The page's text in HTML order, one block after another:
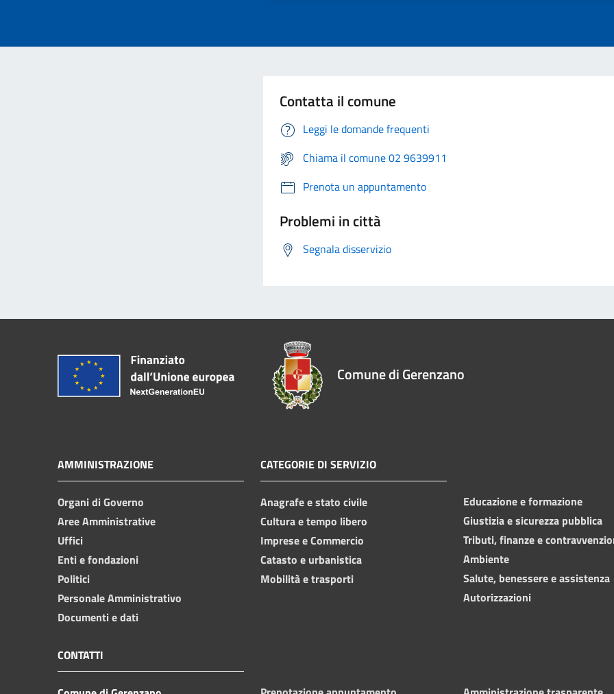
Contatta il comune
Leggi le domande frequenti
Chiama il comune 02 9639911
Prenota un appuntamento
Problemi in città
Segnala disservizio
Comune di Gerenzano
AMMINISTRAZIONE
Organi di Governo
Aree Amministrative
Uffici
Enti e fondazioni
Politici
Personale Amministrativo
Documenti e dati
CATEGORIE DI SERVIZIO
Anagrafe e stato civile
Cultura e tempo libero
Imprese e Commercio
Catasto e urbanistica
Mobilità e trasporti
Educazione e formazione
Giustizia e sicurezza pubblica
Tributi, finanze e
Ambiente
Salute, benessere e assistenza
Autorizzazioni
CONTATTI